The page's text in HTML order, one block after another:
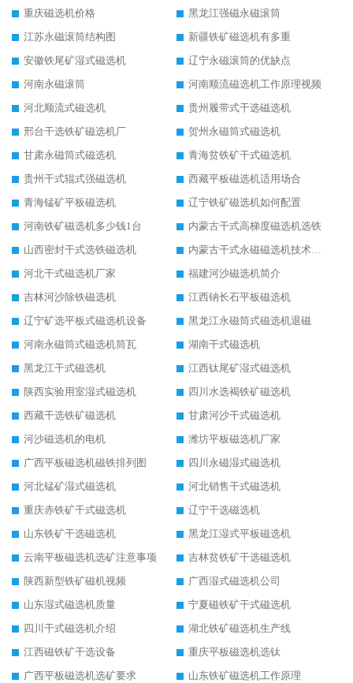
重庆磁选机价格
黑龙江强磁永磁滚筒
江苏永磁滚筒结构图
新疆铁矿磁选机有多重
安徽铁尾矿湿式磁选机
辽宁永磁滚筒的优缺点
河南永磁滚筒
河南顺流磁选机工作原理视频
河北顺流式磁选机
贵州履带式干选磁选机
邢台干选铁矿磁选机厂
贺州永磁筒式磁选机
甘肃永磁筒式磁选机
青海贫铁矿干式磁选机
贵州干式辊式强磁选机
西藏平板磁选机适用场合
青海锰矿平板磁选机
辽宁铁矿磁选机如何配置
河南铁矿磁选机多少钱1台
内蒙古干式高梯度磁选机选铁
山西密封干式选铁磁选机
内蒙古干式永磁磁选机技术要求
河北干式磁选机厂家
福建河沙磁选机简介
吉林河沙除铁磁选机
江西钠长石平板磁选机
辽宁矿选平板式磁选机设备
黑龙江永磁筒式磁选机退磁
河南永磁筒式磁选机筒瓦
湖南干式磁选机
黑龙江干式磁选机
江西钛尾矿湿式磁选机
陕西实验用室湿式磁选机
四川水选褐铁矿磁选机
西藏干选铁矿磁选机
甘肃河沙干式磁选机
河沙磁选机的电机
潍坊平板磁选机厂家
广西平板磁选机磁铁排列图
四川永磁湿式磁选机
河北锰矿湿式磁选机
河北销售干式磁选机
重庆赤铁矿干式磁选机
辽宁干选磁选机
山东铁矿干选磁选机
黑龙江湿式平板磁选机
云南平板磁选机选矿注意事项
吉林贫铁矿干选磁选机
陕西新型铁矿磁机视频
广西湿式磁选机公司
山东湿式磁选机质量
宁夏磁铁矿干式磁选机
四川干式磁选机介绍
湖北铁矿磁选机生产线
江西磁铁矿干选设备
重庆平板磁选机选钛
广西平板磁选机选矿要求
山东铁矿磁选机工作原理